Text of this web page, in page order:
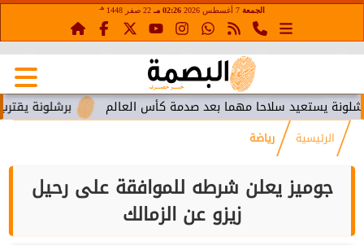
الجمعة 02:26 مـ 22 صفر 1448 هـ
برشلونة يقترب من سلاحا مهما بعد صدمة كأس العالم
الرئيسية رياضة
جوميز يعلن شرطه للموافقة على رحيل
زيزو عن الزمالك